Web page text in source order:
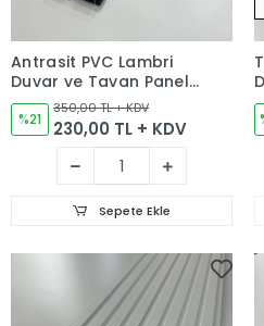
Antrasit PVC Lambri
Duvar ve Tavan Paneli
12cm
%21
350,00 TL + KDV
230,00 TL + KDV
Sepete Ekle